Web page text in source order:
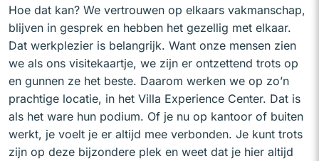
Hoe dat kan? We vertrouwen op elkaars vakmanschap,
blijven in gesprek en hebben het gezellig met elkaar.
Dat werkplezier is belangrijk. Want onze mensen zien
we als ons visitekaartje, we zijn er ontzettend trots op
en gunnen ze het beste. Daarom werken we op zo’n
prachtige locatie, in het Villa Experience Center. Dat is
als het ware hun podium. Of je nu op kantoor of buiten
werkt, je voelt je er altijd mee verbonden. Je kunt trots
zijn op deze bijzondere plek en weet dat je hier altijd